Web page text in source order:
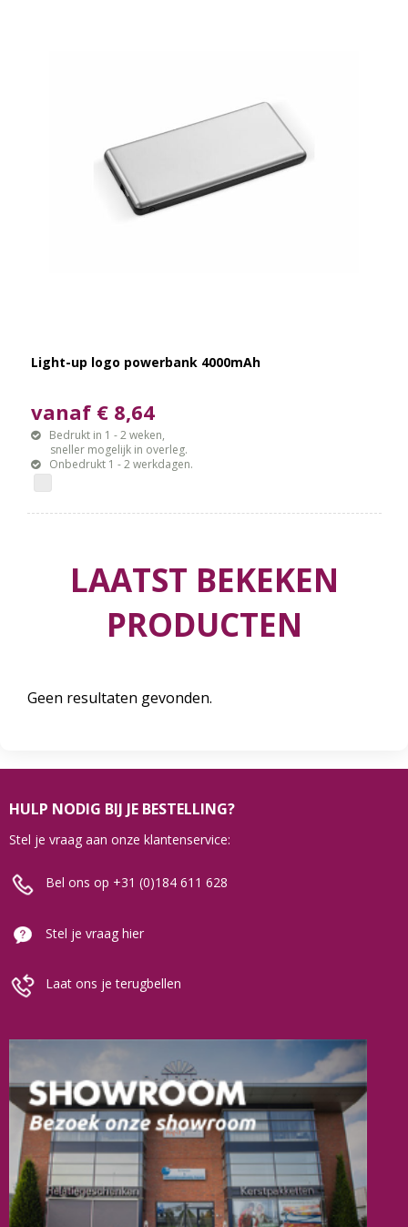
Light-up logo powerbank 4000mAh
vanaf € 8,64
Bedrukt in 1 - 2 weken,
sneller mogelijk in overleg.
Onbedrukt 1 - 2 werkdagen.
LAATST BEKEKEN
PRODUCTEN
Geen resultaten gevonden.
HULP NODIG BIJ JE BESTELLING?
Stel je vraag aan onze klantenservice:
Bel ons op +31 (0)184 611 628
Stel je vraag hier
Laat ons je terugbellen